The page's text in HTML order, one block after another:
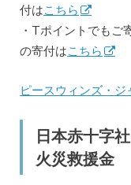
付はこちら
・Tポイントでもご
の寄付はこちら
ピースウィンズ・ジ
日本赤十字
火災救援金